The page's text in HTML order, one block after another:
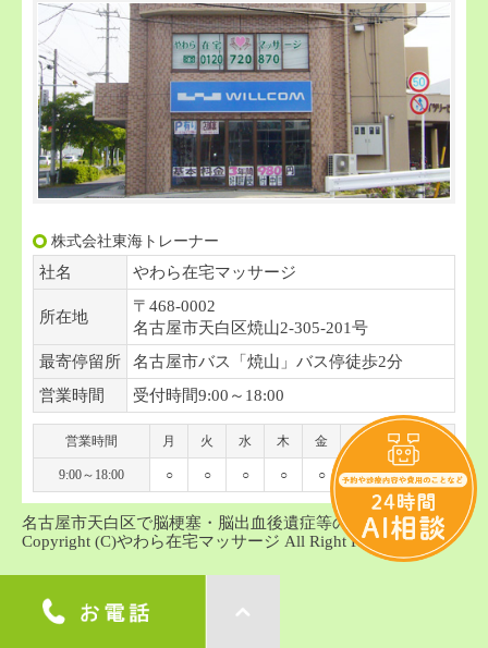
株式会社東海トレーナー
社名
やわら在宅マッサージ
所在地
〒468-0002
名古屋市天白区焼山2-305-201号
最寄停留所
名古屋市バス「焼山」バス停徒歩2分
営業時間
受付時間9:00～18:00
営業時間 月 火 水 木 金 土 日
9:00～18:00 ○ ○ ○ ○ ○ ○ - -
名古屋市天白区で脳梗塞・脳出血後遺症等の訪問マッサージ
Copyright (C)やわら在宅マッサージ All Right Reserved.